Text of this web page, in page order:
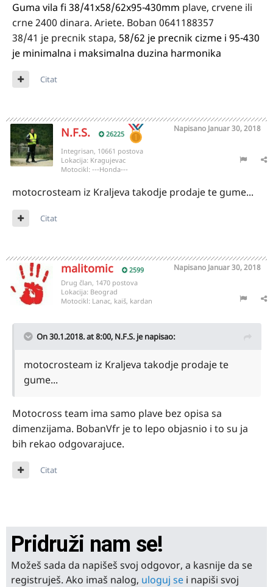
Guma vila fi 38/41x58/62x95-430mm plave, crvene ili
crne 2400 dinara. Ariete. Boban 0641188357
38/41 je precnik stapa, 58/62 je precnik cizme i 95-430
je minimalna i maksimalna duzina harmonika
Citat
N.F.S. 26225
Napisano Januar 30, 2018
Integrisan, 10661 postova
Lokacija: Kragujevac
Motocikl: ---Honda---
motocrosteam iz Kraljeva takodje prodaje te gume...
Citat
malitomic 2599 Napisano Januar 30, 2018
Drug član, 1470 postova
Lokacija: Beograd
Motocikl: Lanac, kaiš, kardan
On 30.1.2018. at 8:00, N.F.S. je napisao:
motocrosteam iz Kraljeva takodje prodaje te
gume...
Motocross team ima samo plave bez opisa sa
dimenzijama. BobanVfr je to lepo objasnio i to su ja
bih rekao odgovarajuce.
Citat
Pridruži nam se!
Možeš sada da napišeš svoj odgovor, a kasnije da se
registruješ. Ako imaš nalog, uloguj se i napiši svoj